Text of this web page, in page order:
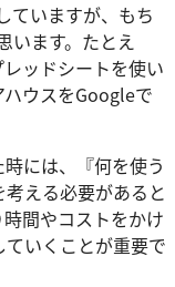
ていますが、もち
います。たとえ
ッドシートを使い
ウスをGoogleで
には、『何を使う
える必要があると
間やコストをかけ
いくことが重要で